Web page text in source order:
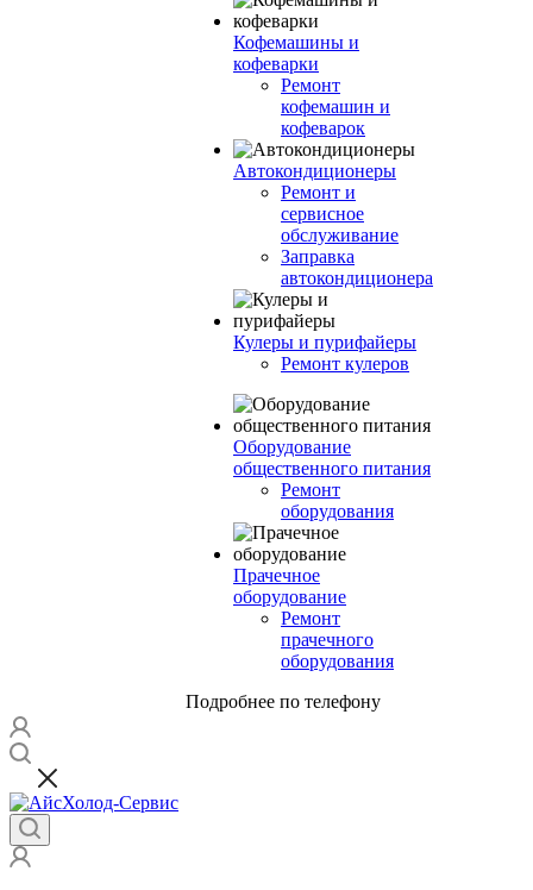
Кофемашины и
кофеварки
Ремонт
кофемашин и
кофеварок
Автокондиционеры
Ремонт и
сервисное
обслуживание
Заправка
автокондиционера
Кулеры и пурифайеры
Ремонт кулеров
Оборудование
общественного питания
Ремонт
оборудования
Прачечное
оборудование
Ремонт
прачечного
оборудования
Подробнее по телефону